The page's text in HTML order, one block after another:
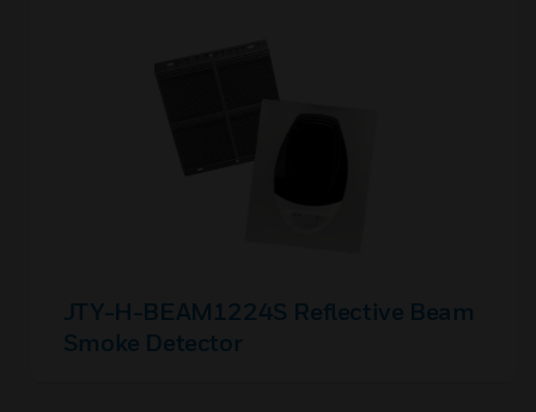
JTY-H-BEAM1224S Reflective Beam
Smoke Detector